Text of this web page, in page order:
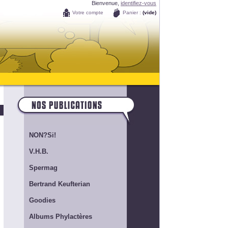
Bienvenue, identifiez-vous
Panier : (vide)
Votre compte
NON?Si!
V.H.B.
Spermag
Bertrand Keufterian
Goodies
Albums Phylactères